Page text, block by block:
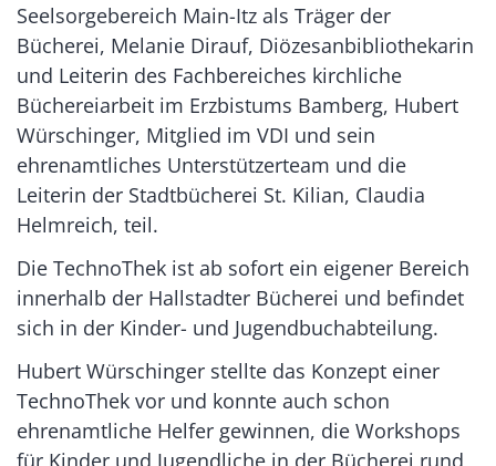
Seelsorgebereich Main-Itz als Träger der
Bücherei, Melanie Dirauf, Diözesanbibliothekarin
und Leiterin des Fachbereiches kirchliche
Büchereiarbeit im Erzbistums Bamberg, Hubert
Würschinger, Mitglied im VDI und sein
ehrenamtliches Unterstützerteam und die
Leiterin der Stadtbücherei St. Kilian, Claudia
Helmreich, teil.
Die TechnoThek ist ab sofort ein eigener Bereich
innerhalb der Hallstadter Bücherei und befindet
sich in der Kinder- und Jugendbuchabteilung.
Hubert Würschinger stellte das Konzept einer
TechnoThek vor und konnte auch schon
ehrenamtliche Helfer gewinnen, die Workshops
für Kinder und Jugendliche in der Bücherei rund